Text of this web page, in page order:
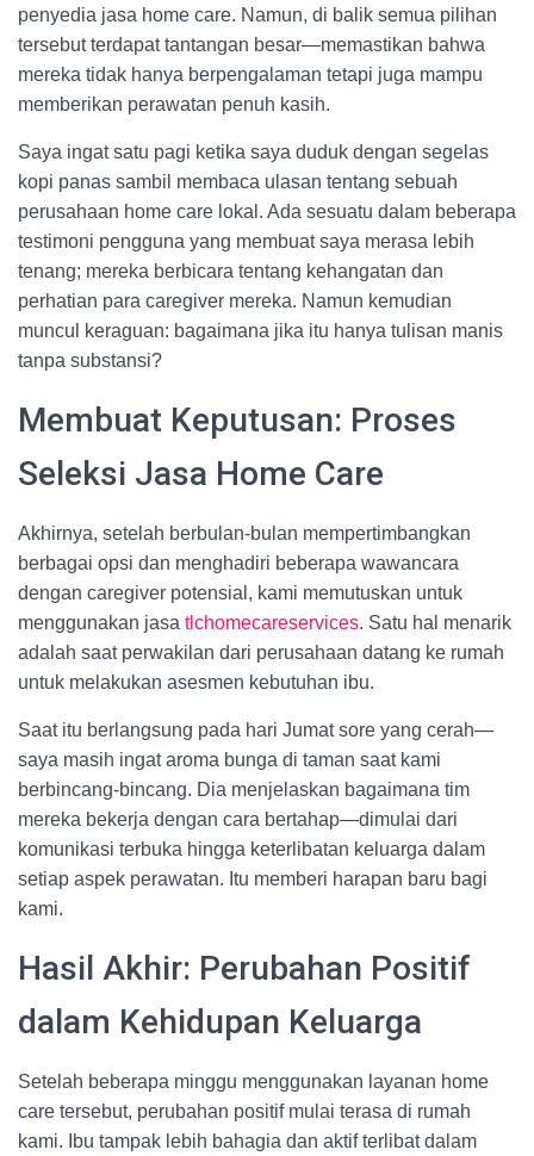
penyedia jasa home care. Namun, di balik semua pilihan
tersebut terdapat tantangan besar—memastikan bahwa
mereka tidak hanya berpengalaman tetapi juga mampu
memberikan perawatan penuh kasih.
Saya ingat satu pagi ketika saya duduk dengan segelas
kopi panas sambil membaca ulasan tentang sebuah
perusahaan home care lokal. Ada sesuatu dalam beberapa
testimoni pengguna yang membuat saya merasa lebih
tenang; mereka berbicara tentang kehangatan dan
perhatian para caregiver mereka. Namun kemudian
muncul keraguan: bagaimana jika itu hanya tulisan manis
tanpa substansi?
Membuat Keputusan: Proses
Seleksi Jasa Home Care
Akhirnya, setelah berbulan-bulan mempertimbangkan
berbagai opsi dan menghadiri beberapa wawancara
dengan caregiver potensial, kami memutuskan untuk
menggunakan jasa tlchomecareservices. Satu hal menarik
adalah saat perwakilan dari perusahaan datang ke rumah
untuk melakukan asesmen kebutuhan ibu.
Saat itu berlangsung pada hari Jumat sore yang cerah—
saya masih ingat aroma bunga di taman saat kami
berbincang-bincang. Dia menjelaskan bagaimana tim
mereka bekerja dengan cara bertahap—dimulai dari
komunikasi terbuka hingga keterlibatan keluarga dalam
setiap aspek perawatan. Itu memberi harapan baru bagi
kami.
Hasil Akhir: Perubahan Positif
dalam Kehidupan Keluarga
Setelah beberapa minggu menggunakan layanan home
care tersebut, perubahan positif mulai terasa di rumah
kami. Ibu tampak lebih bahagia dan aktif terlibat dalam